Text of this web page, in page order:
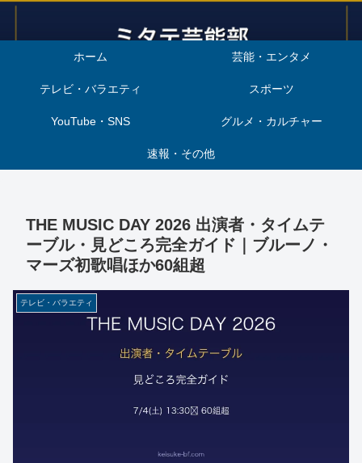
ホーム 芸能・エンタメ
テレビ・バラエティ スポーツ
YouTube・SNS グルメ・カルチャー
速報・その他
THE MUSIC DAY 2026 出演者・タイムテ
ーブル・見どころ完全ガイド｜ブルーノ・
マーズ初歌唱ほか60組超
テレビ・バラエティ